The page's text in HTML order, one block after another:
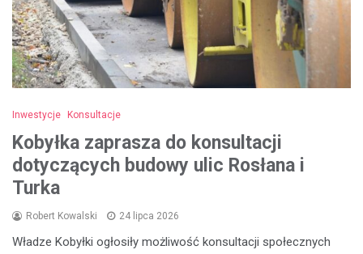
Inwestycje Konsultacje
Kobyłka zaprasza do konsultacji
dotyczących budowy ulic Rosłana i
Turka
Robert Kowalski 24 lipca 2026
Władze Kobyłki ogłosiły możliwość konsultacji społecznych